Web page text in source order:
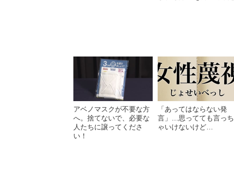
アベノマスクが不要な方
へ。捨てないで、必要な
人たちに譲ってくださ
い！
「あってはならない発
言」…思ってても言っち
ゃいけないけど…